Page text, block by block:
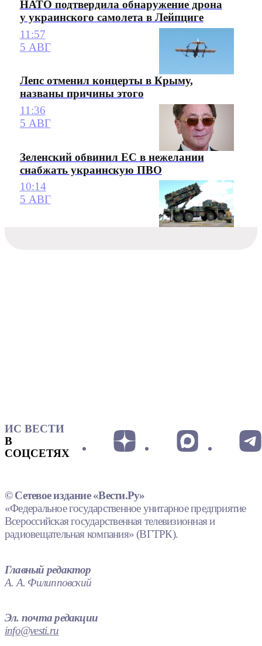
НАТО подтвердила обнаружение дрона
у украинского самолета в Лейпциге
11:57
5 АВГ
Лепс отменил концерты в Крыму,
названы причины этого
11:36
5 АВГ
Зеленский обвинил ЕС в нежелании
снабжать украинскую ПВО
10:14
5 АВГ
ИС ВЕСТИ
В
СОЦСЕТЯХ
© Сетевое издание «Вести.Ру»
«Федеральное государственное унитарное предприятие
Всероссийская государственная телевизионная и
радиовещательная компания» (ВГТРК).
Главный редактор
А. А. Филипповский
Эл. почта редакции
info@vesti.ru